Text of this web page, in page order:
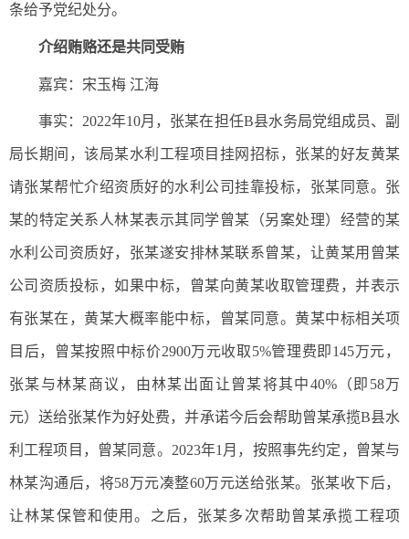
条给予党纪处分。
介绍贿赂还是共同受贿
嘉宾：宋玉梅 江海
事实：2022年10月，张某在担任B县水务局党组成员、副
局长期间，该局某水利工程项目挂网招标，张某的好友黄某
请张某帮忙介绍资质好的水利公司挂靠投标，张某同意。张
某的特定关系人林某表示其同学曾某（另案处理）经营的某
水利公司资质好，张某遂安排林某联系曾某，让黄某用曾某
公司资质投标，如果中标，曾某向黄某收取管理费，并表示
有张某在，黄某大概率能中标，曾某同意。黄某中标相关项
目后，曾某按照中标价2900万元收取5%管理费即145万元，
张某与林某商议，由林某出面让曾某将其中40%（即58万
元）送给张某作为好处费，并承诺今后会帮助曾某承揽B县水
利工程项目，曾某同意。2023年1月，按照事先约定，曾某与
林某沟通后，将58万元凑整60万元送给张某。张某收下后，
让林某保管和使用。之后，张某多次帮助曾某承揽工程项